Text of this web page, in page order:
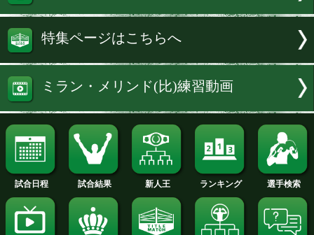
ンの田口良一(ワタナベ)と王座統一戦で
るIBF世界王者のミラン・メリンド(比)
とんでもなく速い左アッパーを披露し
モバオリジナル動画で要チェック!
試合速報・勝ち予想結果へ
特集ページはこちらへ